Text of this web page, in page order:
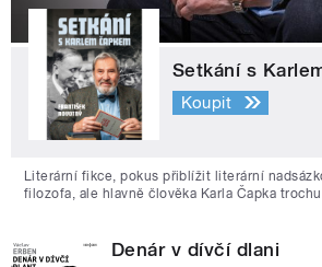
Setkání s
Koupit
Literární fikce, pokus přiblížit literární
filozofa, ale hlavně člověka Karla Čapka
Denár v dívčí dlani